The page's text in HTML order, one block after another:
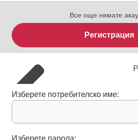
Все още нямате
Регистрация
Изберете потребителско име:
Изберете парола: